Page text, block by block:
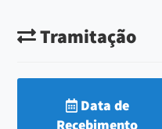
Tramitação
Data de
Recebimento